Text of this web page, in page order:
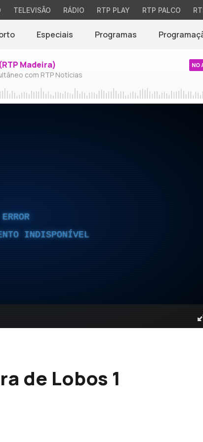
TELEVISÃO RÁDIO RTP PLAY RTP PALCO
Especiais Programas
Madeira)
com RTP Notícias
NO
INDISPONÍVEL
de Lobos 1